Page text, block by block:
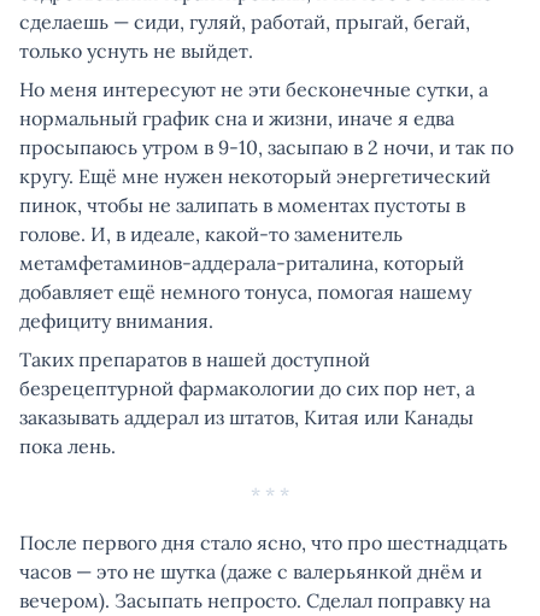
сделаешь — сиди, гуляй, работай, прыгай, бегай,
только уснуть не выйдет.
Но меня интересуют не эти бесконечные сутки, а
нормальный график сна и жизни, иначе я едва
просыпаюсь утром в 9-10, засыпаю в 2 ночи, и так по
кругу. Ещё мне нужен некоторый энергетический
пинок, чтобы не залипать в моментах пустоты в
голове. И, в идеале, какой-то заменитель
метамфетаминов-аддерала-риталина, который
добавляет ещё немного тонуса, помогая нашему
дефициту внимания.
Таких препаратов в нашей доступной
безрецептурной фармакологии до сих пор нет, а
заказывать аддерал из штатов, Китая или Канады
пока лень.
* * *
После первого дня стало ясно, что про шестнадцать
часов — это не шутка (даже с валерьянкой днём и
вечером). Засыпать непросто. Сделал поправку на